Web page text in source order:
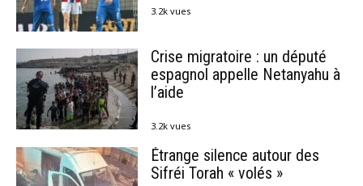
3.2k vues
Crise migratoire : un député
espagnol appelle Netanyahu à
l’aide
3.2k vues
Étrange silence autour des
Sifréi Torah « volés »